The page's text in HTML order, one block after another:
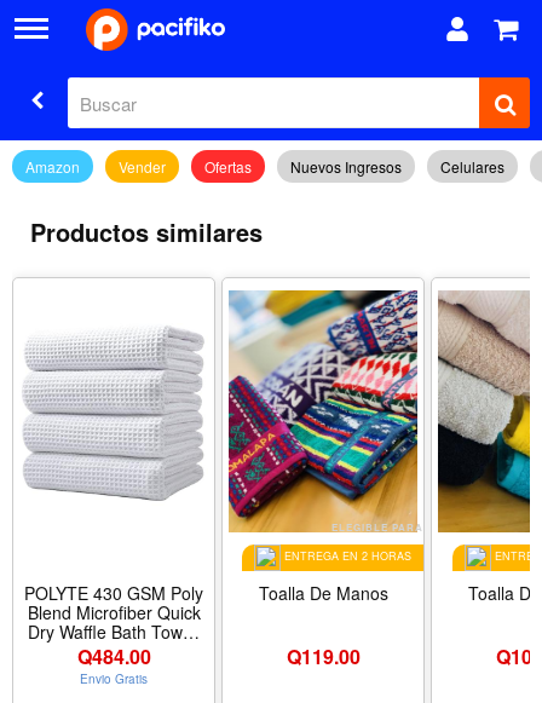
Amazon Vender Ofertas Nuevos Ingresos Celulares
Productos similares
POLYTE 430 GSM Poly
Blend Microfiber Quick
Dry Waffle Bath Towel,
30x60 in | 4 Pack,
Oversize, Lint Free,
Body Towel - Color
Q484.00
Envio Gratis
ELEGIBLE PARA
ENTREGA EN 2 HORAS
Toalla De Manos
Q119.00
Toalla
Q